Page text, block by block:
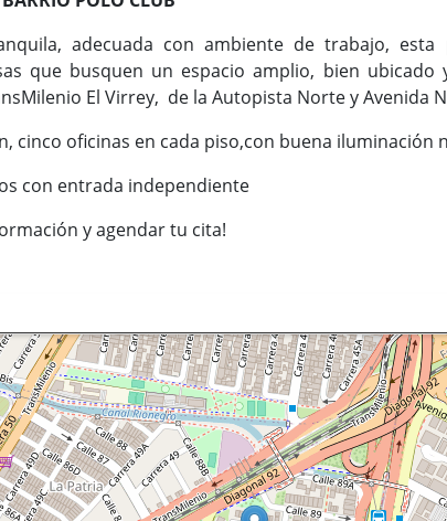
adecuada con ambiente de trabajo, esta
que busquen un espacio amplio, bien ubicado
El Virrey, de la Autopista Norte y Avenida
cinco oficinas en cada piso,con buena iluminación
con entrada independiente
y agendar tu cita!